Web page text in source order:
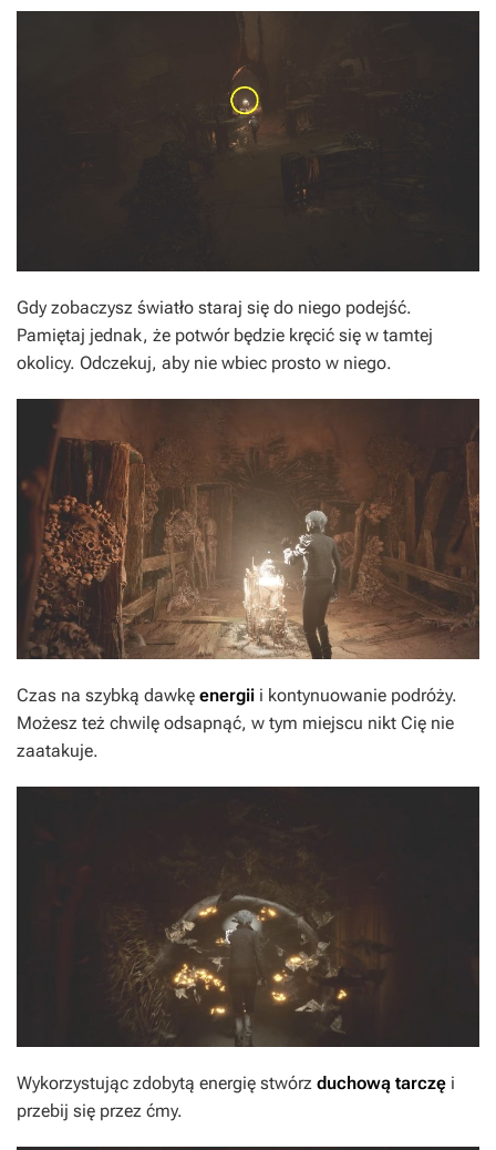
Gdy zobaczysz światło staraj się do niego podejść.
Pamiętaj jednak, że potwór będzie kręcić się w tamtej
okolicy. Odczekuj, aby nie wbiec prosto w niego.
Czas na szybką dawkę energii i kontynuowanie podróży.
Możesz też chwilę odsapnąć, w tym miejscu nikt Cię nie
zaatakuje.
Wykorzystując zdobytą energię stwórz duchową tarczę i
przebij się przez ćmy.